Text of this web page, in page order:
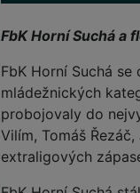
FbK Horní Suchá a
FbK Horní Suchá
mládežnických
probojovaly do
Vilím, Tomáš
extraligových